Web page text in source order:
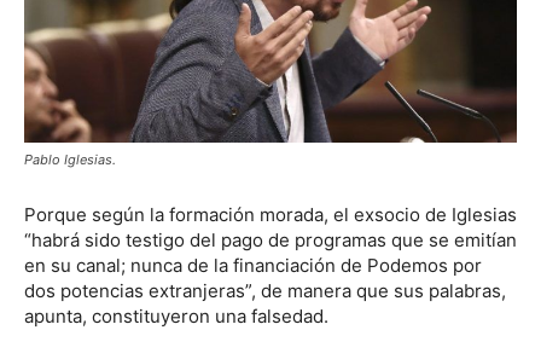
Pablo Iglesias.
Porque según la formación morada, el exsocio de Iglesias
“habrá sido testigo del pago de programas que se emitían
en su canal; nunca de la financiación de Podemos por
dos potencias extranjeras”, de manera que sus palabras,
apunta, constituyeron una falsedad.